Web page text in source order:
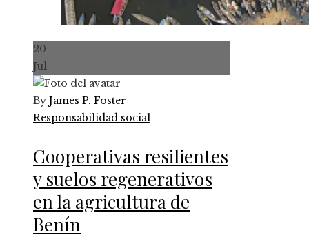
20
Jul
By James P. Foster
Responsabilidad social
Cooperativas resilientes
y suelos regenerativos
en la agricultura de
Benín